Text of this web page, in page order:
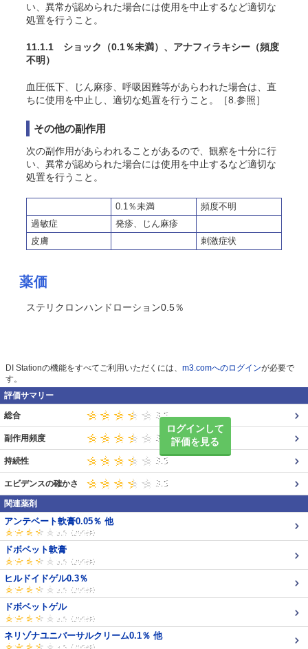
い、異常が認められた場合には使用を中止するなど適切な
処置を行うこと。
11.1.1 ショック （0.1％未満） 、アナフィラキシー （頻度
不明）
血圧低下、じん麻疹、呼吸困難等があらわれた場合は、直
ちに使用を中止し、適切な処置を行うこと。［8.参照］
その他の副作用
次の副作用があらわれることがあるので、観察を十分に行
い、異常が認められた場合には使用を中止するなど適切な
処置を行うこと。
0.1％未満
頻度不明
過敏症
発疹、じん麻疹
皮膚
刺激症状
薬価
ステリクロンハンドローション0.5％
DI Stationの機能をすべてご利用いただくには、 m3.comへのログインが必要で
す。
評価サマリー
ログインして
評価を見る
総合
副作用頻度
持続性
エビデンスの確かさ
関連薬剤
アンテベート軟膏0.05％ 他
ドボベット軟膏
ヒルドイドゲル0.3％
ドボベットゲル
ネリゾナユニバーサルクリーム0.1％ 他